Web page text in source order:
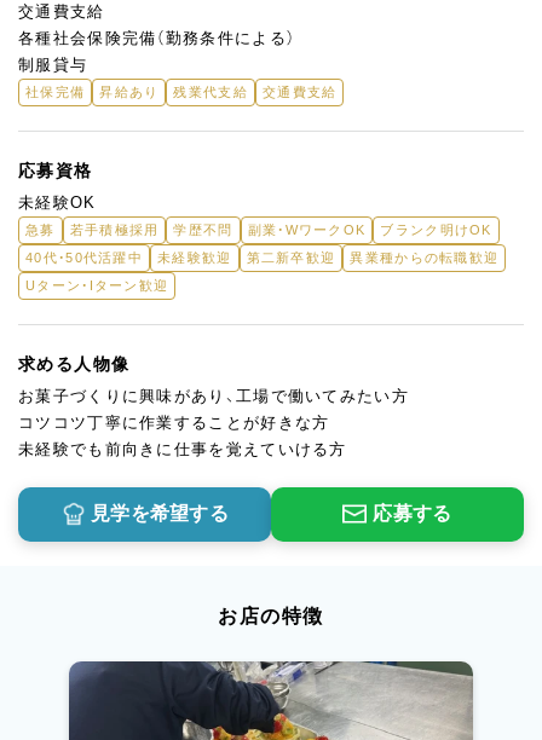
交通費支給
各種社会保険完備（勤務条件による）
制服貸与
社保完備 昇給あり 残業代支給 交通費支給
応募資格
未経験OK
急募 若手積極採用 学歴不問 副業・WワークOK
ブランク明けOK
40代・50代活躍中
未経験歓迎 第二新卒歓迎
異業種からの転職歓迎
Uターン・Iターン歓迎
求める人物像
お菓子づくりに興味があり、工場で働いてみたい方
コツコツ丁寧に作業することが好きな方
未経験でも前向きに仕事を覚えていける方
見学を希望する 応募する
お店の特徴